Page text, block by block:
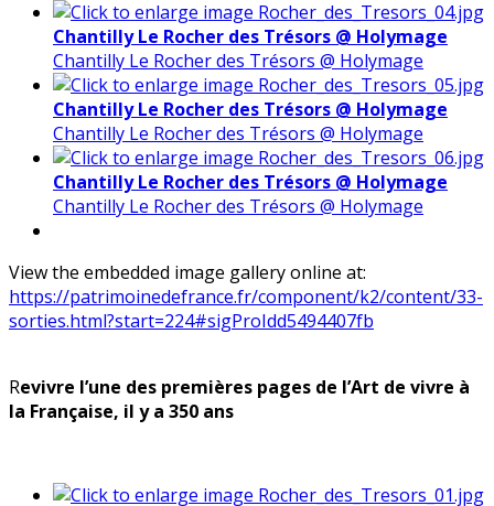
Chantilly Le Rocher des Trésors @ Holymage
Chantilly Le Rocher des Trésors @ Holymage
Chantilly Le Rocher des Trésors @ Holymage
Chantilly Le Rocher des Trésors @ Holymage
Chantilly Le Rocher des Trésors @ Holymage
Chantilly Le Rocher des Trésors @ Holymage
View the embedded image gallery online at:
https://patrimoinedefrance.fr/component/k2/content/33-
sorties.html?start=224#sigProIdd5494407fb
Revivre l’une des premières pages de l’Art de vivre à
la Française, il y a 350 ans